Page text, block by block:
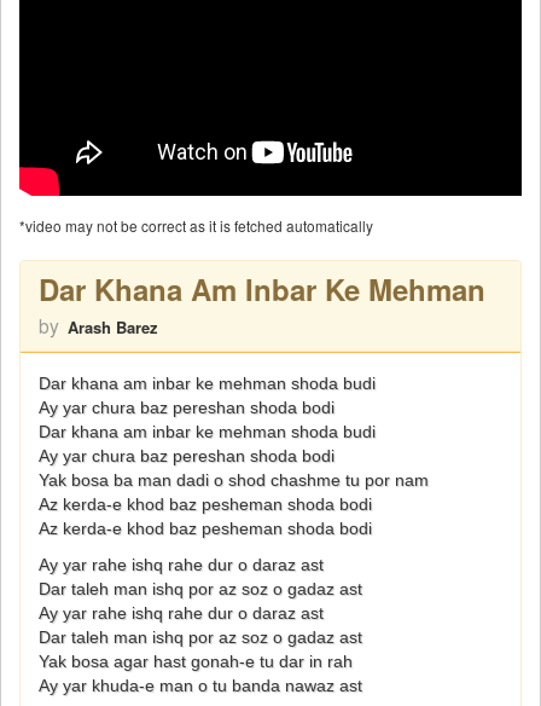
*video may not be correct as it is fetched automatically
Dar Khana Am Inbar Ke Mehman
by Arash Barez
Dar khana am inbar ke mehman shoda budi
Ay yar chura baz pereshan shoda bodi
Dar khana am inbar ke mehman shoda budi
Ay yar chura baz pereshan shoda bodi
Yak bosa ba man dadi o shod chashme tu por nam
Az kerda-e khod baz pesheman shoda bodi
Az kerda-e khod baz pesheman shoda bodi
Ay yar rahe ishq rahe dur o daraz ast
Dar taleh man ishq por az soz o gadaz ast
Ay yar rahe ishq rahe dur o daraz ast
Dar taleh man ishq por az soz o gadaz ast
Yak bosa agar hast gonah-e tu dar in rah
Ay yar khuda-e man o tu banda nawaz ast